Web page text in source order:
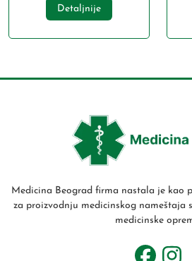
Detaljnije
Medicina Beograd firma nastala je kao
za proizvodnju medicinskog nameštaja
medicinske